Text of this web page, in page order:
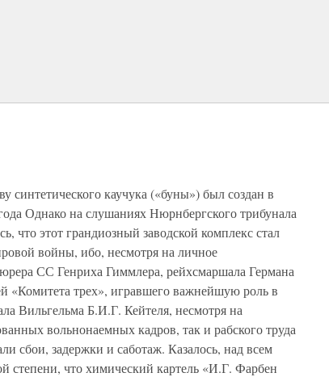
синтетического каучука («буны») был создан в
Однако на слушаниях Нюрнбергского трибунала
что этот грандиозный заводской комплекс стал
войны, ибо, несмотря на личное
СС Генриха Гиммлера, рейхсмаршала Германа
«Комитета трех», игравшего важнейшую роль в
Вильгельма Б.И.Г. Кейтеля, несмотря на
вольнонаемных кадров, так и рабского труда
сбои, задержки и саботаж. Казалось, над всем
степени, что химический картель «И.Г. Фарбен